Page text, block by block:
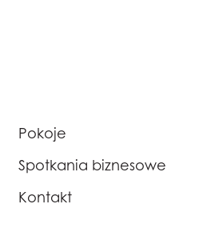
Pokoje
Spotkania biznesowe
Kontakt